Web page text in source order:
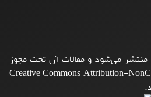
می‌شود و مقالات آن تحت مجوز
Creative Commons Attribution-